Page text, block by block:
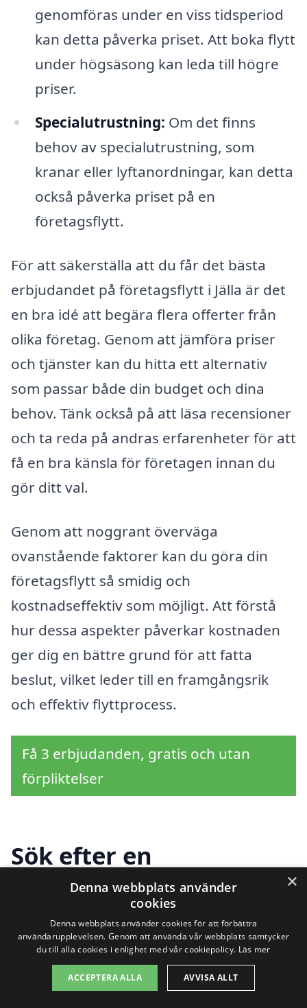
genomföras under en viss tidsperiod
kan detta påverka priset. Att boka flytt
under högsäsong kan leda till högre
priser.
Specialutrustning: Om det finns
behov av specialutrustning, som
kranar eller lyftanordningar, kan detta
också påverka priset på en
företagsflytt.
För att säkerställa att du får det bästa
erbjudandet på företagsflytt i Jälla är det
en bra idé att begära flera offerter från
olika företag. Genom att jämföra priser
och tjänster kan du hitta ett alternativ
som passar både din budget och dina
behov. Tänk också på att läsa recensioner
och ta reda på andras erfarenheter för att
få en bra känsla för företagen innan du
gör ditt val.
Genom att noggrant överväga
ovanstående faktorer kan du göra din
företagsflytt så smidig och
kostnadseffektiv som möjligt. Att förstå
hur dessa aspekter påverkar kostnaden
ger dig en bättre grund för att fatta
beslut, vilket leder till en framgångsrik
och effektiv flyttprocess.
Få 3 erbjudanden, gratis och utan
förpliktelser
Sök efter en
professionell för
företagsflytt i andra
städer nära Jälla
×
Denna webbplats använder
cookies
Denna webbplats använder cookies för att förbättra
användarupplevelsen. Genom att använda vår webbplats samtycker
du till alla cookies i enlighet med vår cookiepolicy. Läs mer
ACCEPTERA ALLA AVVISA ALLT